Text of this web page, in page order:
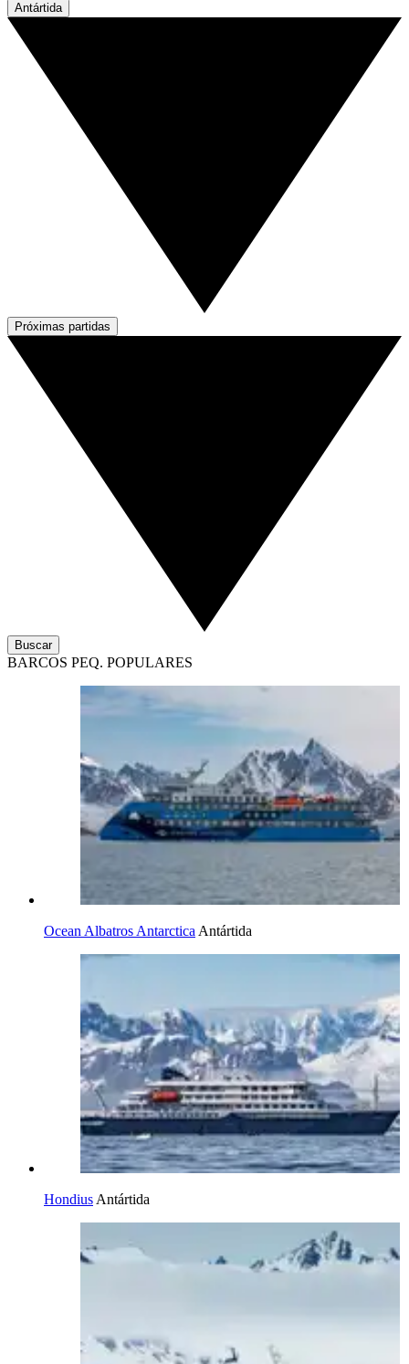
Antártida
Próximas partidas
Buscar
BARCOS PEQ. POPULARES
Ocean Albatros Antarctica Antártida
Hondius Antártida